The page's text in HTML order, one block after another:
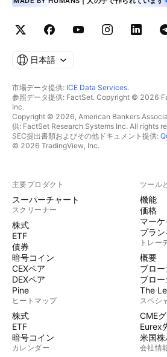
日本語
市場データ提供: ICE Data Services.
参照データ提供: FactSet. Copyright © 2026
Inc.
Copyright © 2026, American Bankers
供: FactSet Research Systems Inc. All rights
SEC提出書類およびその他ドキュメント提供:
© 2026 TradingView, Inc.
主要プロダクト
スーパーチャート
スクリーナー
株式
ETF
債券
暗号コイン
CEXペア
DEXペア
Pine
ヒートマップ
株式
ETF
暗号コイン
カレンダー
ツール
機能
価格
マー
プラ
トレー
概要
ブロー
ブロ
The
スペシ
CME
Eurex
米国株
会社情